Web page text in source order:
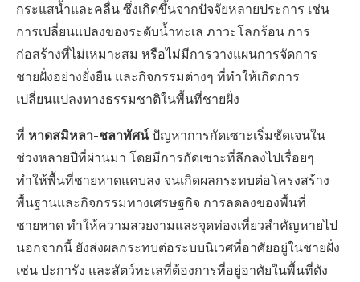
กระแสน้ำและคลื่น ซึ่งเกิดขึ้นจากปัจจัยหลายประการ เช่น
การเปลี่ยนแปลงของระดับน้ำทะเล ภาวะโลกร้อน การ
ก่อสร้างที่ไม่เหมาะสม หรือไม่มีการวางแผนการจัดการ
ชายฝั่งอย่างยั่งยืน และกิจกรรมต่างๆ ที่ทำให้เกิดการ
เปลี่ยนแปลงทางธรรมชาติในพื้นที่ชายฝั่ง
ที่ หาดสมิหลา-ชลาทัศน์ปัญหาการกัดเซาะเริ่มชัดเจนใน
ช่วงหลายปีที่ผ่านมา โดยมีการกัดเซาะที่ลึกลงไปเรื่อยๆ
ทำให้พื้นที่ชายหาดแคบลง จนเกิดผลกระทบต่อโครงสร้าง
พื้นฐานและกิจกรรมทางเศรษฐกิจ การลดลงของพื้นที่
ชายหาด ทำให้ความสวยงามและจุดท่องเที่ยวสำคัญหายไป
นอกจากนี้ ยังส่งผลกระทบต่อระบบนิเวศที่อาศัยอยู่ในชายฝั่ง
เช่น ปะการัง และสัตว์ทะเลที่ต้องการที่อยู่อาศัยในพื้นที่ดัง